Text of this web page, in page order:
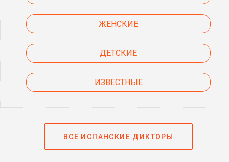
ЖЕНСКИЕ
ДЕТСКИЕ
ИЗВЕСТНЫЕ
ВСЕ ИСПАНСКИЕ ДИКТОРЫ